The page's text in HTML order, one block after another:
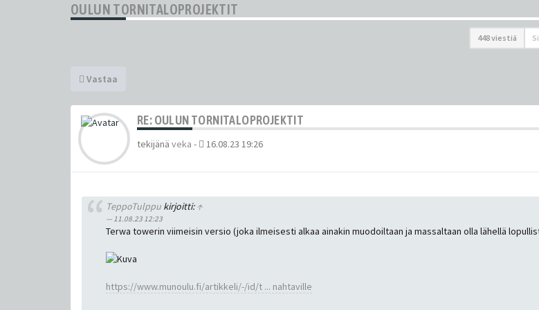
OULUN TORNITALOPROJEKTIT
448 viestiä
Vastaa
RE: OULUN TORNITALOPROJEKTIT
tekijänä veka - 16.08.23 19:26
TeppoTulppu kirjoitti:↑
11.08.23 12:23
Terwa towerin viimeisin versio (joka ilmeisesti alkaa ainakin muodoiltaan ja massaltaan olla lähellä
https://www.munoulu.fi/artikkeli/-/id/t ... nahtaville